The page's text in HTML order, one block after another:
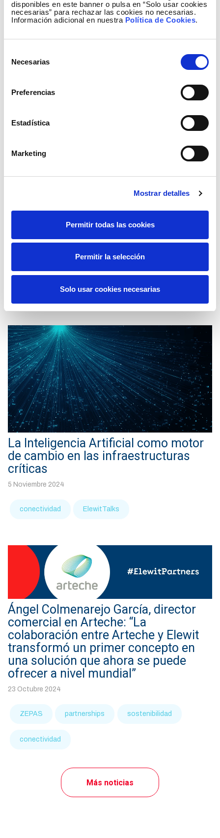
disponibles en este banner o pulsa en “Solo usar cookies
necesarias” para rechazar las cookies no necesarias.
Información adicional en nuestra Política de Cookies.
Necesarias
Preferencias
Estadística
Marketing
Mostrar detalles
Permitir todas las cookies
Permitir la selección
Solo usar cookies necesarias
en la red eléctrica
8 Enero 2025
Elewit impulsa la conectividad en
movilidad terrestre con una inversión
estratégica en Stellar
venturecapital conectividad
La Inteligencia Artificial como motor
de cambio en las infraestructuras
críticas
5 Noviembre 2024
conectividad ElewitTalks
Ángel Colmenarejo García, director
comercial en Arteche: “La
colaboración entre Arteche y Elewit
transformó un primer concepto en
una solución que ahora se puede
ofrecer a nivel mundial”
23 Octubre 2024
ZEPAS partnerships sostenibilidad
conectividad
Más noticias